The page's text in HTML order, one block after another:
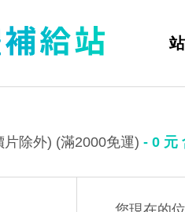
除外) (滿2000免運) - 0 元